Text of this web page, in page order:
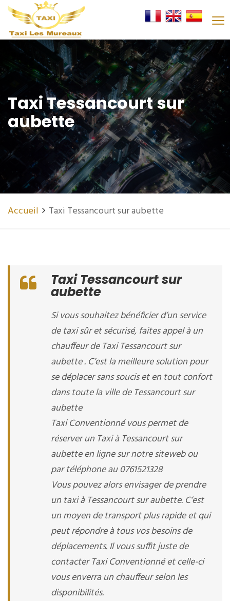
Taxi Tessancourt sur
aubette
Accueil Taxi Tessancourt sur aubette
Taxi Tessancourt sur
aubette
Si vous souhaitez bénéficier d’un service
de taxi sûr et sécurisé, faites appel à un
chauffeur de Taxi Tessancourt sur
aubette . C’est la meilleure solution pour
se déplacer sans soucis et en tout confort
dans toute la ville de Tessancourt sur
aubette
Taxi Conventionné vous permet de
réserver un Taxi à Tessancourt sur
aubette en ligne sur notre siteweb ou
par téléphone au 0761521328
Vous pouvez alors envisager de prendre
un taxi à Tessancourt sur aubette. C’est
un moyen de transport plus rapide et qui
peut répondre à tous vos besoins de
déplacements. Il vous suffit juste de
contacter Taxi Conventionné et celle-ci
vous enverra un chauffeur selon les
disponibilités.